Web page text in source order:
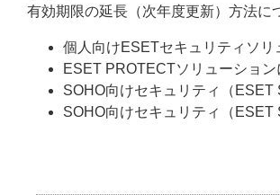
有効期限の延長（次年度更新）方法
個人向けESETセキュリティソ
ESET PROTECTソリューション
SOHO向けセキュリティ（
SOHO向けセキュリティ（